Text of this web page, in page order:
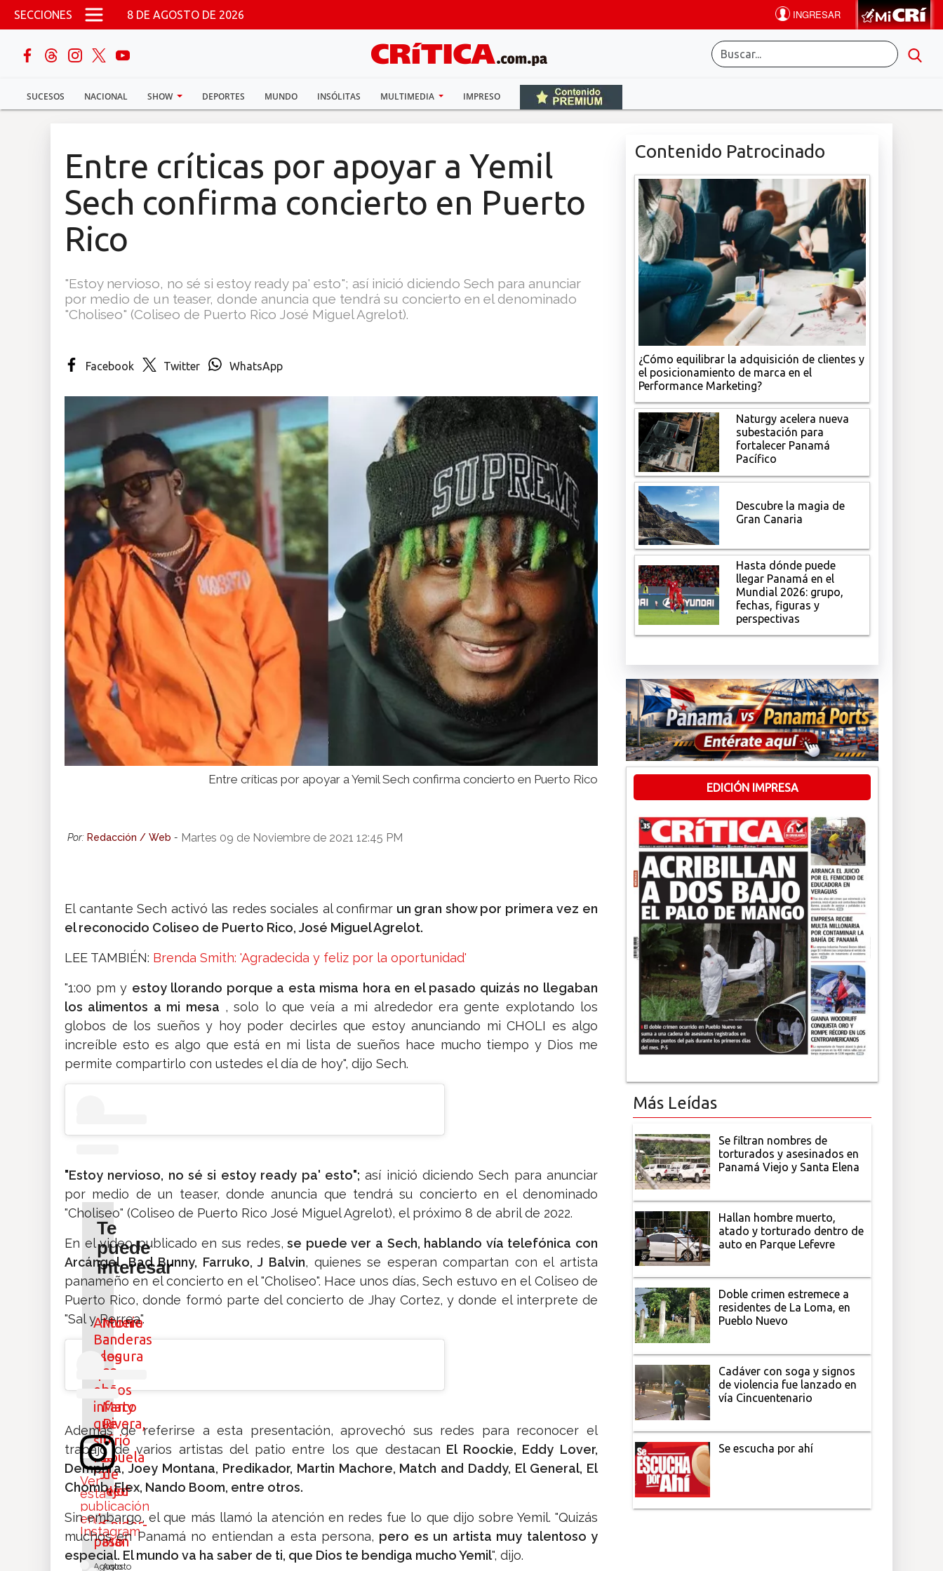
Pasar al contenido principal
SECCIONES 8 DE AGOSTO DE 2026
SUCESOS NACIONAL SHOW DEPORTES MUNDO INSÓLITAS MULTIMEDIA IMPRESO
buscar
Sucesos
Entre críticas por apoyar a Yemil
Sech confirma concierto en Puerto
Rico
"Estoy nervioso, no sé si estoy ready pa' esto"; así inició diciendo Sech para anunciar
por medio de un teaser, donde anuncia que tendrá su concierto en el denominado
"Choliseo" (Coliseo de Puerto Rico José Miguel Agrelot).
Facebook Twitter WhatsApp
Entre críticas por apoyar a Yemil Sech confirma concierto en Puerto Rico
Por: Redacción / Web - Martes 09 de Noviembre de 2021 12:45 PM
El cantante Sech activó las redes sociales al confirmar un gran show por primera vez en
el reconocido Coliseo de Puerto Rico, José Miguel Agrelot.
LEE TAMBIÉN: Brenda Smith: 'Agradecida y feliz por la oportunidad'
"1:00 pm y estoy llorando porque a esta misma hora en el pasado quizás no llegaban
los alimentos a mi mesa , solo lo que veía a mi alrededor era gente explotando los
globos de los sueños y hoy poder decirles que estoy anunciando mi CHOLI es algo
increíble esto es algo que está en mi lista de sueños hace mucho tiempo y Dios me
permite compartirlo con ustedes el día de hoy", dijo Sech.
Te
puede
interesar
Antonio
Banderas
asegura
que
el
infarto
que
sufrió
fue
lo
mejor
que
le
pasó
Agosto
Muere
a
los
82
años
Mary
Rivera,
la
abuela
de
Ned
en
Spider-
Man
Agosto
"Estoy nervioso, no sé si estoy ready pa' esto"; así inició diciendo Sech para anunciar
por medio de un teaser, donde anuncia que tendrá su concierto en el denominado
"Choliseo" (Coliseo de Puerto Rico José Miguel Agrelot), el próximo 8 de abril de 2022.
En el video publicado en sus redes, se puede ver a Sech, hablando vía telefónica con
Arcángel, Bad Bunny, Farruko, J Balvin, quienes se esperan compartan con el artista
panameño en el concierto en el "Choliseo". Hace unos días, Sech estuvo en el Coliseo de
Puerto Rico, donde formó parte del concierto de Jhay Cortez, y donde el interprete de
"Sal y Perrea".
Ver
esta
publicación
en
Instagram
Además de referirse a esta presentación, aprovechó sus redes para reconocer el
trabajo de varios artistas del patio entre los que destacan El Roockie, Eddy Lover,
Demphra, Joey Montana, Predikador, Martin Machore, Match and Daddy, El General, El
Chomb, Flex, Nando Boom, entre otros.
Sin embargo, el que más llamó la atención en redes fue lo que dijo sobre Yemil. "Quizás
muchos en Panamá no entiendan a esta persona, pero es un artista muy talentoso y
especial. El mundo va ha saber de ti, que Dios te bendiga mucho Yemil", dijo.
Contenido Patrocinado
¿Cómo equilibrar la adquisición de clientes y
el posicionamiento de marca en el
Performance Marketing?
Naturgy acelera nueva
subestación para
fortalecer Panamá
Pacífico
Descubre la magia de
Gran Canaria
Hasta dónde puede
llegar Panamá en el
Mundial 2026: grupo,
fechas, figuras y
perspectivas
EDICIÓN IMPRESA
Más Leídas
Se filtran nombres de
torturados y asesinados en
Panamá Viejo y Santa Elena
Hallan hombre muerto,
atado y torturado dentro de
auto en Parque Lefevre
Doble crimen estremece a
residentes de La Loma, en
Pueblo Nuevo
Cadáver con soga y signos
de violencia fue lanzado en
vía Cincuentenario
Se escucha por ahí